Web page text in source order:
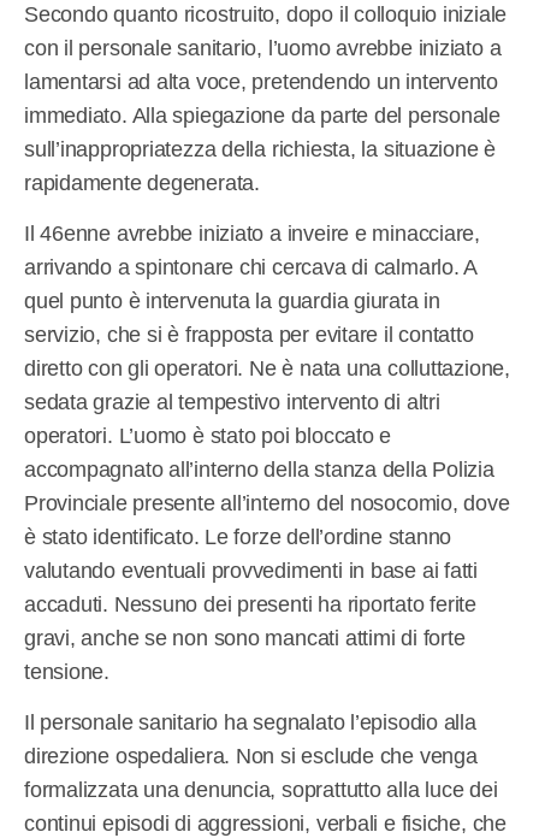
Secondo quanto ricostruito, dopo il colloquio iniziale
con il personale sanitario, l’uomo avrebbe iniziato a
lamentarsi ad alta voce, pretendendo un intervento
immediato. Alla spiegazione da parte del personale
sull’inappropriatezza della richiesta, la situazione è
rapidamente degenerata.
Il 46enne avrebbe iniziato a inveire e minacciare,
arrivando a spintonare chi cercava di calmarlo. A
quel punto è intervenuta la guardia giurata in
servizio, che si è frapposta per evitare il contatto
diretto con gli operatori. Ne è nata una colluttazione,
sedata grazie al tempestivo intervento di altri
operatori. L’uomo è stato poi bloccato e
accompagnato all’interno della stanza della Polizia
Provinciale presente all’interno del nosocomio, dove
è stato identificato. Le forze dell’ordine stanno
valutando eventuali provvedimenti in base ai fatti
accaduti. Nessuno dei presenti ha riportato ferite
gravi, anche se non sono mancati attimi di forte
tensione.
Il personale sanitario ha segnalato l’episodio alla
direzione ospedaliera. Non si esclude che venga
formalizzata una denuncia, soprattutto alla luce dei
continui episodi di aggressioni, verbali e fisiche, che